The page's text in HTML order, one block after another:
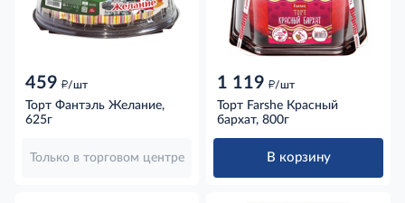
459 д/шт
Торт Фантэль Желание,
625г
Только в торговом центре
1 119 д/шт
Торт Farshe Красный
бархат, 800г
В корзину